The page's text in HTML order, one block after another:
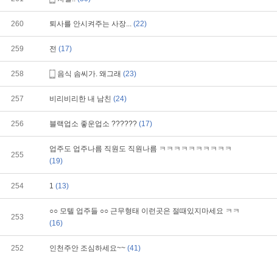
260 퇴사를 안시켜주는 사장... (22)
259 전 (17)
258 음식 솜씨가. 왜그래 (23)
257 비리비리한 내 남친 (24)
256 블랙업소 좋운업소 ?????? (17)
255
업주도 업주나름 직원도 직원나름 ㅋㅋㅋㅋㅋㅋㅋㅋㅋㅋ
(19)
254 1 (13)
253
○○ 모텔 업주들 ○○ 근무형태 이런곳은 절때있지마세요 ㅋㅋ
(16)
252 인천주안 조심하세요~~ (41)